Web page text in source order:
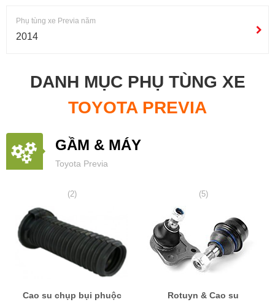
Phụ tùng xe Previa năm
2014
DANH MỤC PHỤ TÙNG XE
TOYOTA PREVIA
GẦM & MÁY
Toyota Previa
(2)
Cao su chụp bụi phuộc
(5)
Rotuyn & Cao su